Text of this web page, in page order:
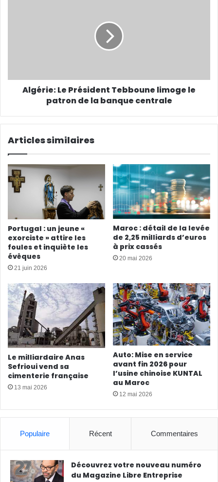
Algérie: Le Président Tebboune limoge le
patron de la banque centrale
Articles similaires
Portugal : un jeune «
exorciste » attire les
foules et inquiète les
évêques
21 juin 2026
Maroc : détail de la levée
de 2,25 milliards d’euros
à prix cassés
20 mai 2026
Le milliardaire Anas
Sefrioui vend sa
cimenterie française
13 mai 2026
Auto: Mise en service
avant fin 2026 pour
l’usine chinoise KUNTAL
au Maroc
12 mai 2026
Populaire Récent Commentaires
Découvrez votre nouveau numéro
du Magazine Libre Entreprise